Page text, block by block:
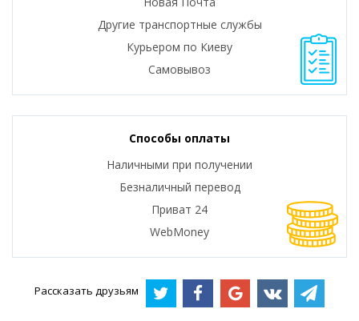
Другие транспортные службы
Курьером по Киеву
Самовывоз
Способы оплаты
Наличными при получении
Безналичный перевод
Приват 24
WebMoney
Рассказать друзьям